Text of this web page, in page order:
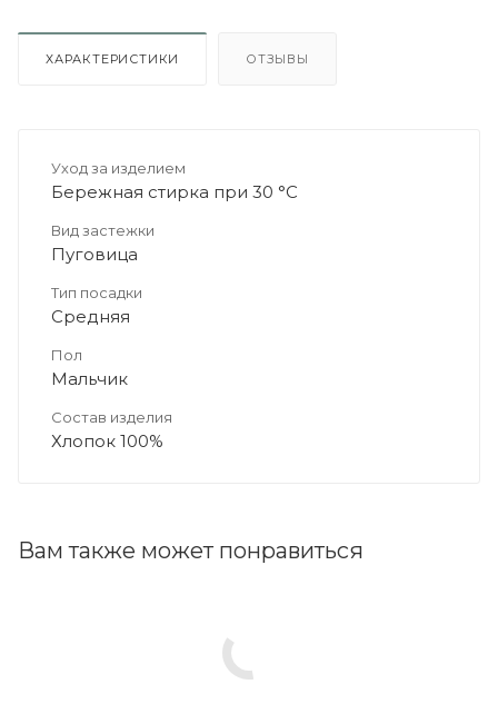
ХАРАКТЕРИСТИКИ ОТЗЫВЫ
Уход за изделием
Бережная стирка при 30 °C
Вид застежки
Пуговица
Тип посадки
Средняя
Пол
Мальчик
Состав изделия
Хлопок 100%
Вам также может понравиться